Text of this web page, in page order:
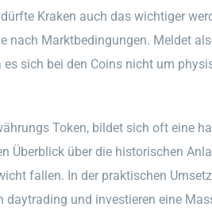
Kraken auch das wichtiger
nach Marktbedingungen. Meldet
sich bei den Coins nicht um
Token, bildet sich oft eine
Überblick über die historischen
fallen. In der praktischen
daytrading und investieren eine